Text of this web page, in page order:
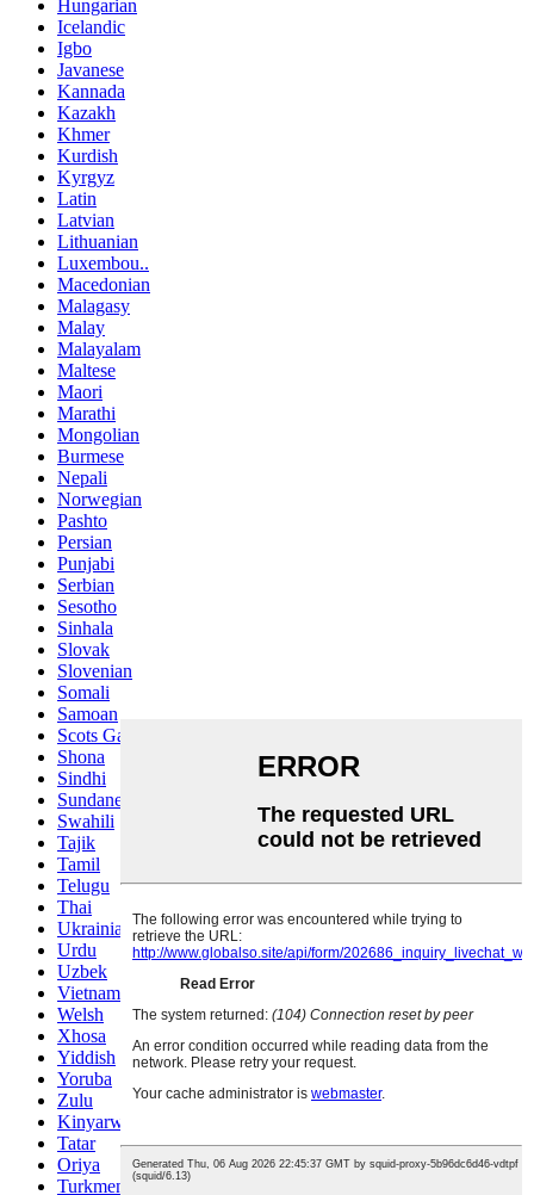
Hungarian
Icelandic
Igbo
Javanese
Kannada
Kazakh
Khmer
Kurdish
Kyrgyz
Latin
Latvian
Lithuanian
Luxembou..
Macedonian
Malagasy
Malay
Malayalam
Maltese
Maori
Marathi
Mongolian
Burmese
Nepali
Norwegian
Pashto
Persian
Punjabi
Serbian
Sesotho
Sinhala
Slovak
Slovenian
Somali
Samoan
Scots Gaelic
Shona
Sindhi
Sundanese
Swahili
Tajik
Tamil
Telugu
Thai
Ukrainian
Urdu
Uzbek
Vietnamese
Welsh
Xhosa
Yiddish
Yoruba
Zulu
Kinyarwanda
Tatar
Oriya
Turkmen